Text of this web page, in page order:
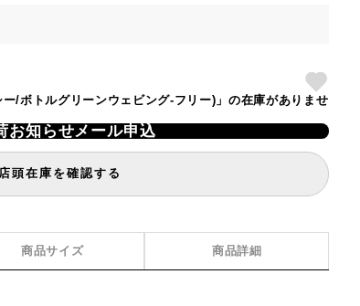
/ボトルグリーンウェビング-フリー)」の在庫がありませ
お知らせメール申込
店頭在庫を確認する
商品サイズ 商品詳細